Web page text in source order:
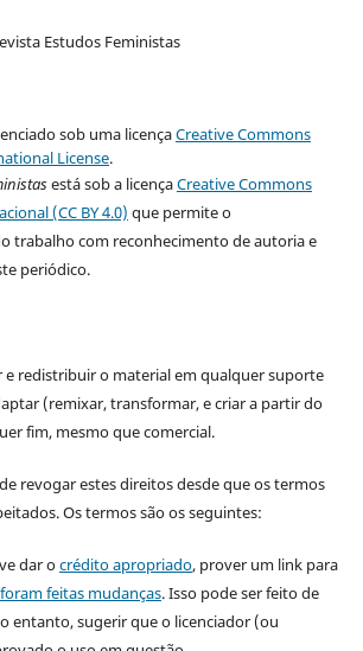
Estudos Feministas
sob uma licençaCreative Commons
License.
está sob a licençaCreative Commons
(CC BY 4.0) que permite o
trabalho com reconhecimento de autoria e
periódico.
redistribuir o material em qualquer suporte
(remixar, transformar, e criar a partir do
fim, mesmo que comercial.
revogar estes direitos desde que os termos
Os termos são os seguintes:
dar ocrédito apropriado, prover um link para
feitas mudanças. Isso pode ser feito de
entanto, sugerir que o licenciador (ou